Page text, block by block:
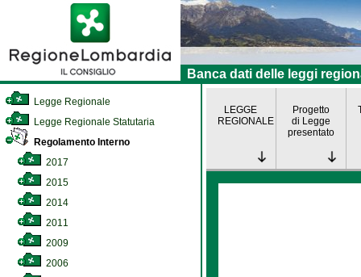
Banca dati delle leggi
Legge Regionale
Legge Regionale Statutaria
Regolamento Interno
2017
2015
2014
2011
2009
2006
LEGGE
REGIONALE
Progetto
di Legge
presentato